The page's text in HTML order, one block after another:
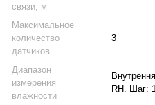
связи, м
Максимальное
количество
датчиков
3
Диапазон
измерения
влажности
RH. Шаг: